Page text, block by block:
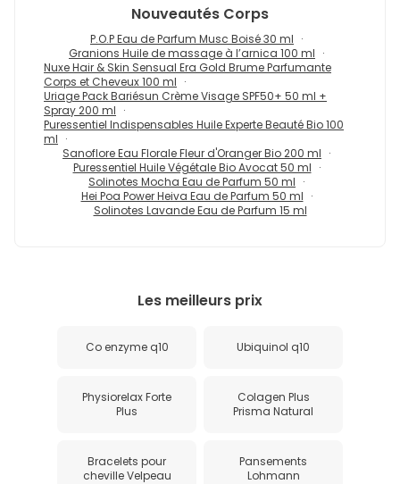
Nouveautés Corps
P.O.P Eau de Parfum Musc Boisé 30 ml
Granions Huile de massage à l’arnica 100 ml
Nuxe Hair & Skin Sensual Era Gold Brume Parfumante
Corps et Cheveux 100 ml
Uriage Pack Bariésun Crème Visage SPF50+ 50 ml +
Spray 200 ml
Puressentiel Indispensables Huile Experte Beauté Bio 100
ml
Sanoflore Eau Florale Fleur d'Oranger Bio 200 ml
Puressentiel Huile Végétale Bio Avocat 50 ml
Solinotes Mocha Eau de Parfum 50 ml
Hei Poa Power Heiva Eau de Parfum 50 ml
Solinotes Lavande Eau de Parfum 15 ml
Les meilleurs prix
Co enzyme q10 Ubiquinol q10
Physiorelax Forte
Plus
Colagen Plus
Prisma Natural
Bracelets pour
cheville Velpeau
Pansements
Lohmann